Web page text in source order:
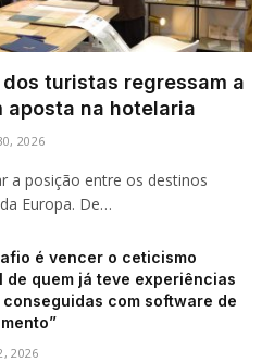
dos turistas regressam a
aposta na hotelaria
2026
a posição entre os destinos
Europa. De…
é vencer o ceticismo
de quem já teve experiências
conseguidas com software de
2026